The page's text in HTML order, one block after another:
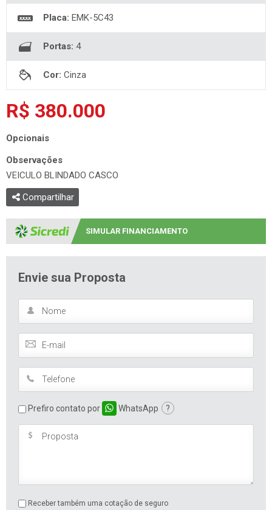
Placa: EMK-5C43
Portas: 4
Cor: Cinza
R$ 380.000
Opcionais
Observações
VEICULO BLINDADO CASCO
Compartilhar
SIMULAR FINANCIAMENTO
Envie sua Proposta
Prefiro contato por WhatsApp ?
Receber também uma cotação de seguro